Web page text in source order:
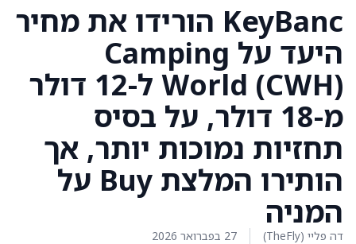
KeyBanc הורידו את מחיר
היעד על Camping
World (CWH) ל-12 דולר
מ-18 דולר, על בסיס
תחזיות נמוכות יותר, אך
הותירו המלצת Buy על
המניה
דה פליי (TheFly) 27 בפברואר 2026